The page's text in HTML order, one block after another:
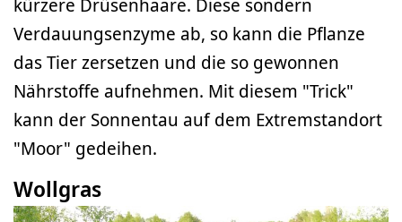
Verdauungsenzyme ab, so kann die Pflanze
das Tier zersetzen und die so gewonnen
Nährstoffe aufnehmen. Mit diesem "Trick"
kann der Sonnentau auf dem Extremstandort
"Moor" gedeihen.
Wollgras